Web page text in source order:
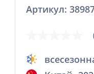
Артикул: